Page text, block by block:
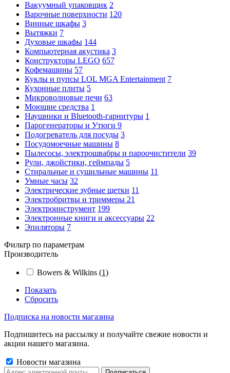
Вакуумный упаковщик 2
Варочные поверхности 120
Винные шкафы 3
Вытяжки 7
Духовые шкафы 144
Компьютерная акустика 3
Конструкторы LEGO 657
Кофемашины 57
Куклы и пупсы LOL MGA Entertainment 7
Кухонные плиты 5
Микроволновые печи 63
Моющие средства 1
Наушники и Bluetooth-гарнитуры 1
Парогенераторы и Утюги 9
Подогреватель для посуды 3
Посудомоечные машины 8
Пылесосы, электрошвабры и пароочистители 39
Рули, джойстики, геймпады 5
Стиральные и сушильные машины 11
Умные часы 32
Электрические зубные щетки 11
Электробритвы и триммеры 21
Электроинструмент 199
Электронные книги и аксессуары 22
Эпиляторы 7
Фильтр по параметрам
Производитель
Bowers & Wilkins (1)
Показать
Сбросить
Подписка на новости магазина
Подпишитесь на рассылку и получайте свежие новости и
акции нашего магазина.
Новости магазина